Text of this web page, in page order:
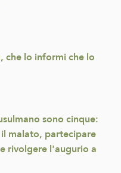
che lo informi che lo
sono cinque:
malato, partecipare
rivolgere l'augurio a